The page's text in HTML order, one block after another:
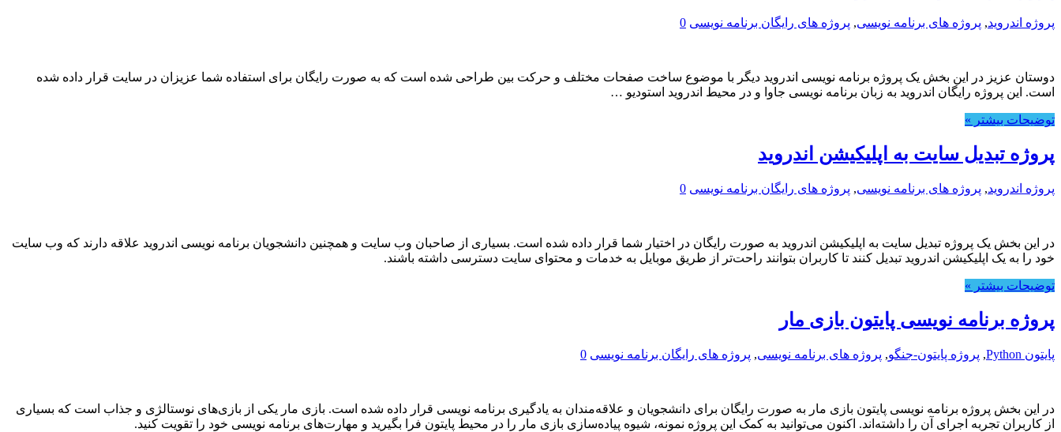
پروژه اندروید, پروژه های برنامه نویسی, پروژه های رایگان برنامه نویسی 0
دوستان عزیز در این بخش یک پروژه برنامه نویسی اندروید دیگر با موضوع ساخت صفحات مختلف و حرکت بین طراحی شده است که به صورت رایگان برای استفاده شما عزیزان در سایت قرار داده شده
است. این پروژه رایگان اندروید به زبان برنامه نویسی جاوا و در محیط اندروید استودیو …
توضیحات بیشتر »
پروژه تبدیل سایت به اپلیکیشن اندروید
پروژه اندروید, پروژه های برنامه نویسی, پروژه های رایگان برنامه نویسی 0
در این بخش یک پروژه تبدیل سایت به اپلیکیشن اندروید به صورت رایگان در اختیار شما قرار داده شده است. بسیاری از صاحبان وب سایت و همچنین دانشجویان برنامه نویسی اندروید علاقه دارند که وب سایت
خود را به یک اپلیکیشن اندروید تبدیل کنند تا کاربران بتوانند راحت‌تر از طریق موبایل به خدمات و محتوای سایت دسترسی داشته باشند.
توضیحات بیشتر »
پروژه برنامه نویسی پایتون بازی مار
پایتون Python , پروژه پایتون-جنگو, پروژه های برنامه نویسی, پروژه های رایگان برنامه نویسی 0
در این بخش پروژه برنامه نویسی پایتون بازی مار به صورت رایگان برای دانشجویان و علاقه‌مندان به یادگیری برنامه نویسی قرار داده شده است. بازی مار یکی از بازی‌های نوستالژی و جذاب است که بسیاری
از کاربران تجربه اجرای آن را داشته‌اند. اکنون می‌توانید به کمک این پروژه نمونه، شیوه پیاده‌سازی بازی مار را در محیط پایتون فرا بگیرید و مهارت‌های برنامه نویسی خود را تقویت کنید.